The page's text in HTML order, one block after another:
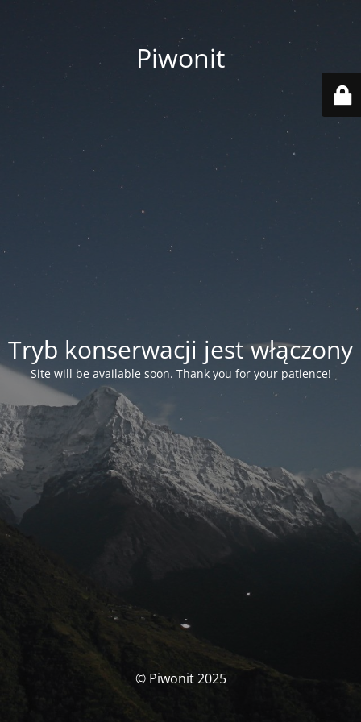
Piwonit
Tryb konserwacji jest włączony
Site will be available soon. Thank you for your patience!
© Piwonit 2025